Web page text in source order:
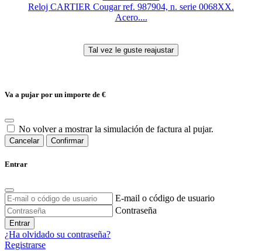
Reloj CARTIER Cougar ref. 987904, n. serie 0068XX.
Acero....
Va a pujar por un importe de €
No volver a mostrar la simulación de factura al pujar.
Cancelar Confirmar
Entrar
E-mail o código de usuario
Contraseña
Entrar
¿Ha olvidado su contraseña?
Registrarse